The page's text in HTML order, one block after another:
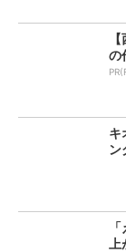
の
キ